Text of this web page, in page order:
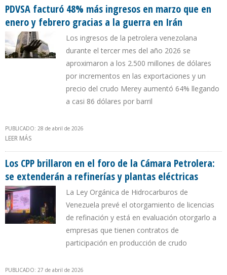
PDVSA facturó 48% más ingresos en marzo que en
enero y febrero gracias a la guerra en Irán
Los ingresos de la petrolera venezolana
durante el tercer mes del año 2026 se
aproximaron a los 2.500 millones de dólares
por incrementos en las exportaciones y un
precio del crudo Merey aumentó 64% llegando
a casi 86 dólares por barril
PUBLICADO: 28 de abril de 2026
LEER MÁS
Los CPP brillaron en el foro de la Cámara Petrolera:
se extenderán a refinerías y plantas eléctricas
La Ley Orgánica de Hidrocarburos de
Venezuela prevé el otorgamiento de licencias
de refinación y está en evaluación otorgarlo a
empresas que tienen contratos de
participación en producción de crudo
PUBLICADO: 27 de abril de 2026